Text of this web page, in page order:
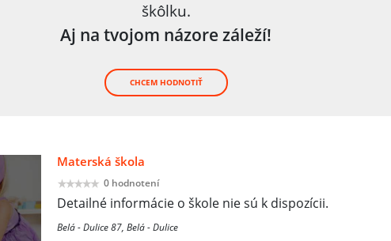
škôlku.
Aj na tvojom názore záleží!
CHCEM HODNOTIŤ
Materská škola
0 hodnotení
Detailné informácie o škole nie sú k dispozícii.
Belá - Dulice 87, Belá - Dulice